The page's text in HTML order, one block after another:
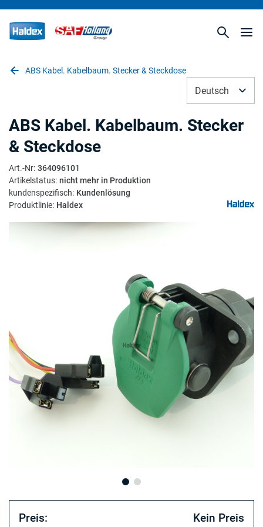
ABS Kabel. Kabelbaum. Stecker & Steckdose
Deutsch
ABS Kabel. Kabelbaum. Stecker
& Steckdose
Art.-Nr: 364096101
Artikelstatus: nicht mehr in Produktion
kundenspezifisch: Kundenlösung
Produktlinie: Haldex
Preis: Kein Preis